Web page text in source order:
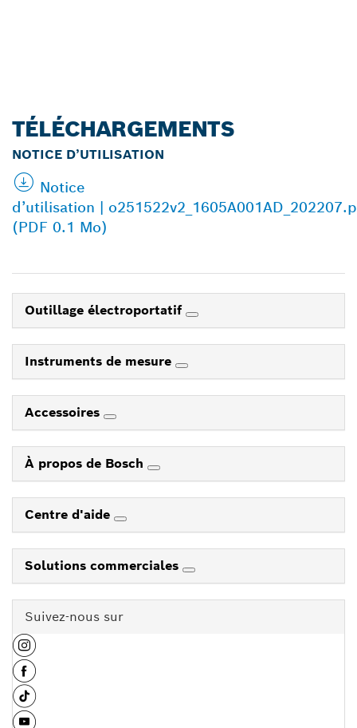
TÉLÉCHARGEMENTS
NOTICE D’UTILISATION
Notice
d’utilisation |
(PDF 0.1 Mo)
Outillage électroportatif
Instruments de mesure
Accessoires
À propos de Bosch
Centre d'aide
Solutions commerciales
Suivez-nous sur